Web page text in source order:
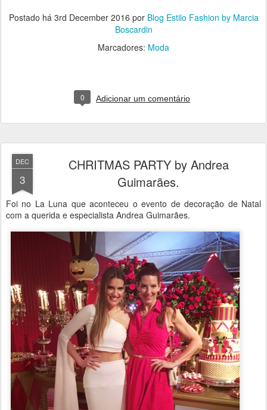
Postado há 3rd December 2016 por Blog Estilo Fashion by Marcia
Boscardin
Marcadores: Moda
0 Adicionar um comentário
DEC
3
CHRITMAS PARTY by Andrea
Guimarães.
Foi no La Luna que aconteceu o evento de decoração de Natal
com a querida e especialista Andrea Guimarães.